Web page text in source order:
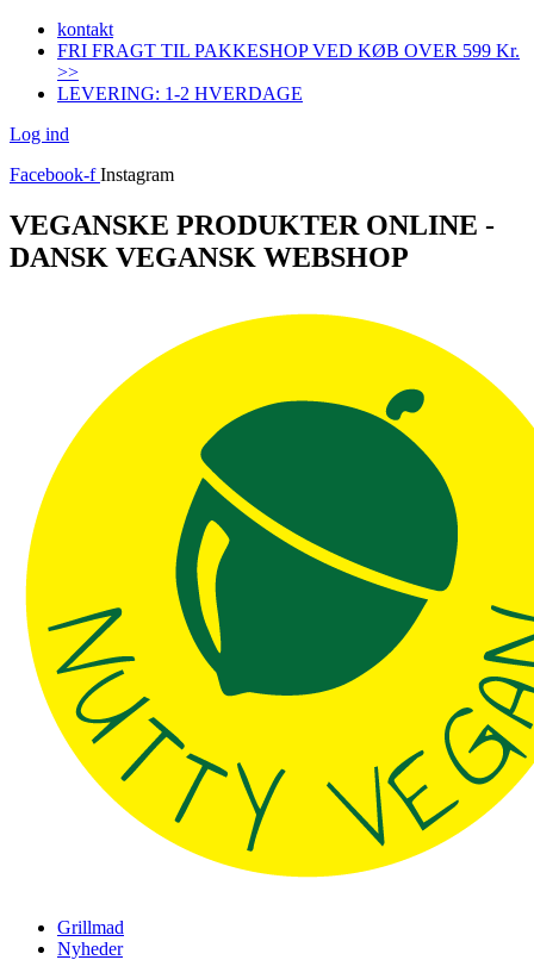
Videre
indhold
kontakt
FRI FRAGT TIL PAKKESHOP VED KØB OVER 599 Kr.
>>
LEVERING: 1-2 HVERDAGE
Log ind
Facebook-f Instagram
VEGANSKE PRODUKTER ONLINE -
DANSK VEGANSK WEBSHOP
Grillmad
Nyheder